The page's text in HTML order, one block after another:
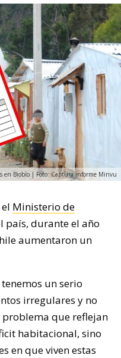
en Biobío | Foto: Captura informe Minvu
Ministerio de
país, durante el año
aumentaron un
un serio
irregulares y no
problema que reflejan
habitacional, sino
en que viven estas